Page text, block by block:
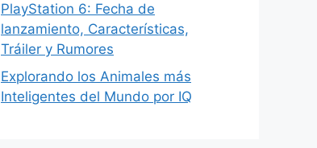
PlayStation 6: Fecha de
lanzamiento, Características,
Tráiler y Rumores
Explorando los Animales más
Inteligentes del Mundo por IQ